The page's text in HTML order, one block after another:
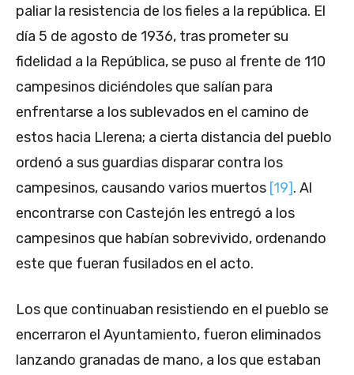
paliar la resistencia de los fieles a la república. El
día 5 de agosto de 1936, tras prometer su
fidelidad a la República, se puso al frente de 110
campesinos diciéndoles que salían para
enfrentarse a los sublevados en el camino de
estos hacia Llerena; a cierta distancia del pueblo
ordenó a sus guardias disparar contra los
campesinos, causando varios muertos [19]. Al
encontrarse con Castejón les entregó a los
campesinos que habían sobrevivido, ordenando
este que fueran fusilados en el acto.
Los que continuaban resistiendo en el pueblo se
encerraron el Ayuntamiento, fueron eliminados
lanzando granadas de mano, a los que estaban